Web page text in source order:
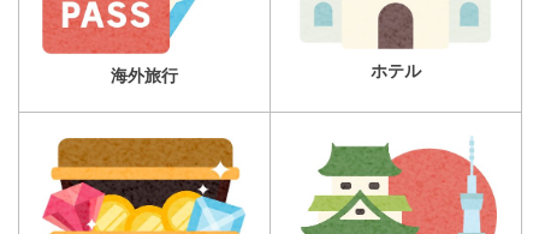
海外旅行 ホテル